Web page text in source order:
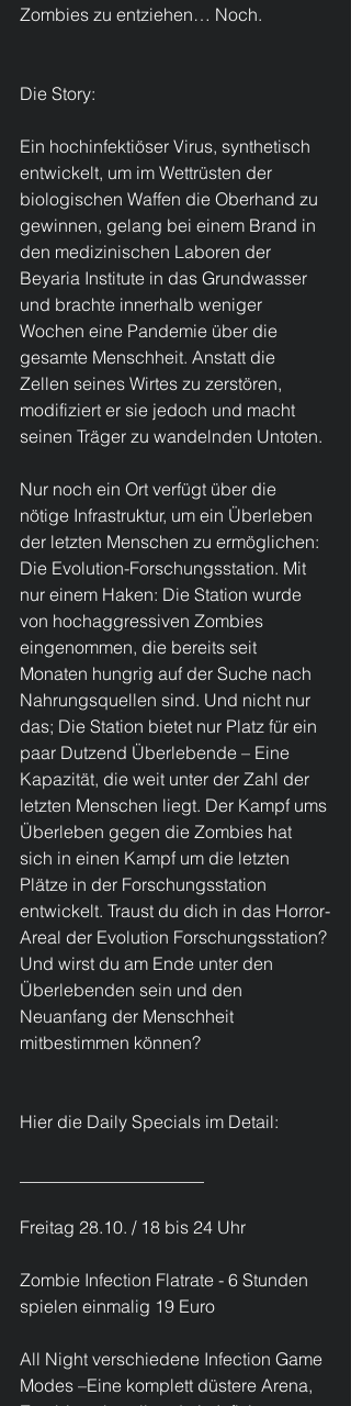
Zombies zu entziehen… Noch.
Die Story:
Ein hochinfektiöser Virus, synthetisch
entwickelt, um im Wettrüsten der
biologischen Waffen die Oberhand zu
gewinnen, gelang bei einem Brand in
den medizinischen Laboren der
Beyaria Institute in das Grundwasser
und brachte innerhalb weniger
Wochen eine Pandemie über die
gesamte Menschheit. Anstatt die
Zellen seines Wirtes zu zerstören,
modifiziert er sie jedoch und macht
seinen Träger zu wandelnden Untoten.
Nur noch ein Ort verfügt über die
nötige Infrastruktur, um ein Überleben
der letzten Menschen zu ermöglichen:
Die Evolution-Forschungsstation. Mit
nur einem Haken: Die Station wurde
von hochaggressiven Zombies
eingenommen, die bereits seit
Monaten hungrig auf der Suche nach
Nahrungsquellen sind. Und nicht nur
das; Die Station bietet nur Platz für ein
paar Dutzend Überlebende – Eine
Kapazität, die weit unter der Zahl der
letzten Menschen liegt. Der Kampf ums
Überleben gegen die Zombies hat
sich in einen Kampf um die letzten
Plätze in der Forschungsstation
entwickelt. Traust du dich in das Horror-
Areal der Evolution Forschungsstation?
Und wirst du am Ende unter den
Überlebenden sein und den
Neuanfang der Menschheit
mitbestimmen können?
Hier die Daily Specials im Detail:
Freitag 28.10. / 18 bis 24 Uhr
Zombie Infection Flatrate - 6 Stunden
spielen einmalig 19 Euro
All Night verschiedene Infection Game
Modes –Eine komplett düstere Arena,